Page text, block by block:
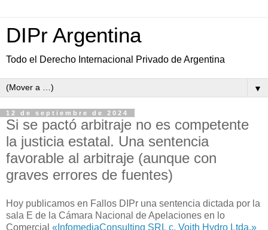
DIPr Argentina
Todo el Derecho Internacional Privado de Argentina
▼
12 de septiembre de 2024
Si se pactó arbitraje no es competente
la justicia estatal. Una sentencia
favorable al arbitraje (aunque con
graves errores de fuentes)
Hoy publicamos en Fallos DIPr una sentencia dictada por la
sala E de la Cámara Nacional de Apelaciones en lo
Comercial «InfomediaConsulting SRL c. Voith Hydro Ltda.»